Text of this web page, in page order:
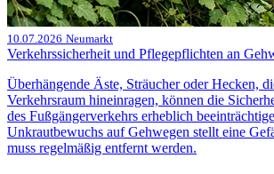
10.07.2026 Neumarkt
Verkehrssicherheit und Pflegepflichten an
Überhängende Äste, Sträucher oder Hecken,
Verkehrsraum hineinragen, können die
des Fußgängerverkehrs erheblich
Unkrautbewuchs auf Gehwegen stellt eine
muss regelmäßig entfernt werden.